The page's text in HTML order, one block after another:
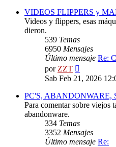
VIDEOS FLIPPERS y
Videos y flippers, esas
dieron.
539 Temas
6950 Mensajes
Último mensaje Re:
porZZT
último
Sab Feb 21, 2026
PC'S, ABANDONWARE,
Para comentar sobre viejos
abandonware.
334 Temas
3352 Mensajes
Último mensaje Re: